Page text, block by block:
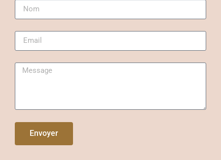
Envoyer